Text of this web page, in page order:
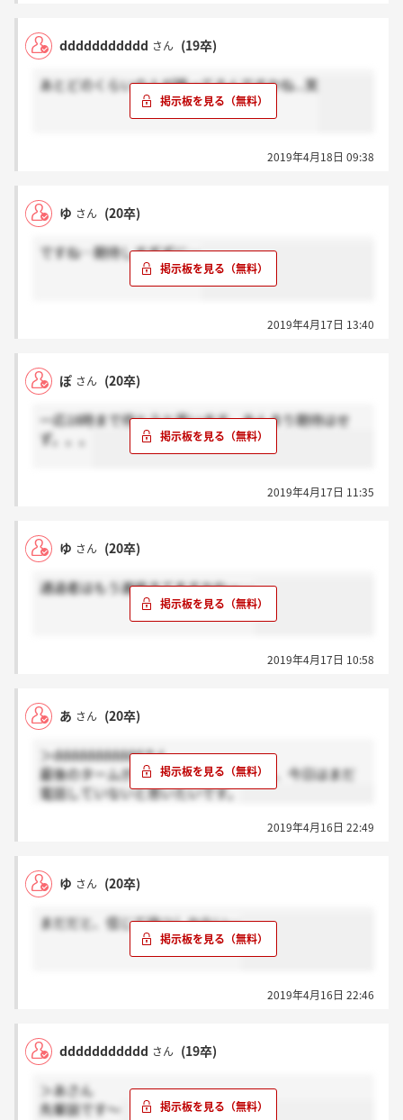
ddddddddddd さん (19卒)
あとどのくらいの人が残ってるんですかね...笑
2019年4月18日 09:38
ゆ さん (20卒)
ですね…期待しすぎずに…
2019年4月17日 13:40
ぽ さん (20卒)
一応18時まで待とうと思います、あんまり期待はせ
ず。。。
2019年4月17日 11:35
ゆ さん (20卒)
通過者はもう連絡きてますかねー…
2019年4月17日 10:58
あ さん (20卒)
＞dddddddddddさん
最後のタームが17:00だったと思うから、今日はまだ
電話していないと思いたいです。
2019年4月16日 22:49
ゆ さん (20卒)
まだだと、信じて待つしかない…
2019年4月16日 22:46
ddddddddddd さん (19卒)
＞あさん
先輩談です～